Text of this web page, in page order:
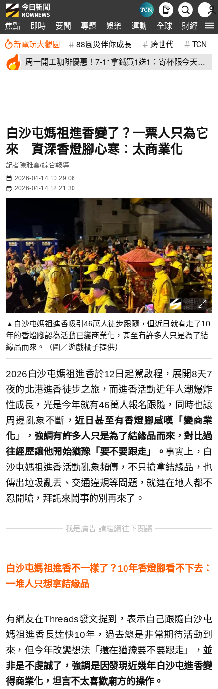
焦點 即時 要聞 專題 娛樂 運動 全球 財經
新電玩大觀園 88風災伴你成長 跨世代 TCN
周一開工咖啡優惠！7-11拿鐵買1送1：寄杯限今天
白沙屯媽祖進香變了？一票人只為它
來 資深香燈腳心寒：太商業化
記者陳雅雲/綜合報導
2026-04-14 10:29:06
2026-04-14 12:21:30
▲白沙屯媽祖進香吸引46萬人徒步跟隨，但近日就有走了10
年的香燈腳認為活動已變商業化，甚至有許多人只是為了結
緣品而來。（圖／遊戲橘子提供）
2026白沙屯媽祖進香於12日起駕啟程，展開8天7
夜的北港進香徒步之旅，而進香活動近年人潮爆炸
性成長，光是今年就有46萬人報名跟隨，同時也讓
周邊亂象不斷， 近日甚至有香燈腳感嘆「變商業
化」，強調有許多人只是為了結緣品而來，對比過
往經歷讓他開始猶豫「要不要跟走」。 事實上，白
沙屯媽祖進香活動亂象頻傳，不只搶拿結緣品，也
傳出垃圾亂丟、交通違規等問題，就連在地人都不
忍開嗆，拜託來鬧事的別再來了。
我是廣告 請繼續往下閱讀
白沙屯媽祖進香不一樣了？10年香燈腳看不下去：
一堆人只想拿結緣品
有網友在Threads發文提到，表示自己跟隨白沙屯
媽祖進香長達快10年，過去總是非常期待活動到
來，但今年改變想法「還在猶豫要不要跟走」， 並
非是不虔誠了，強調是因發現近幾年白沙屯進香變
得商業化，坦言不太喜歡廟方的操作。